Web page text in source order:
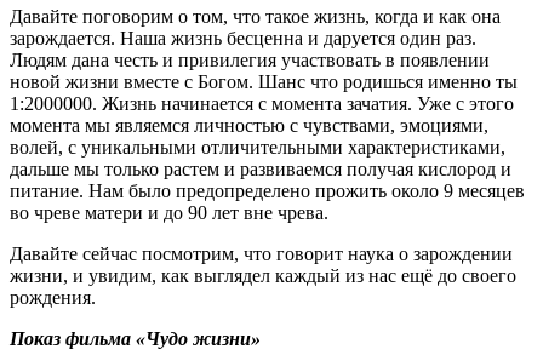
Давайте поговорим о том, что такое жизнь, когда и как она
зарождается. Наша жизнь бесценна и даруется один раз.
Людям дана честь и привилегия участвовать в появлении
новой жизни вместе с Богом. Шанс что родишься именно ты
1:2000000. Жизнь начинается с момента зачатия. Уже с этого
момента мы являемся личностью с чувствами, эмоциями,
волей, с уникальными отличительными характеристиками,
дальше мы только растем и развиваемся получая кислород и
питание. Нам было предопределено прожить около 9 месяцев
во чреве матери и до 90 лет вне чрева.
Давайте сейчас посмотрим, что говорит наука о зарождении
жизни, и увидим, как выглядел каждый из нас ещё до своего
рождения.
Показ фильма «Чудо жизни»